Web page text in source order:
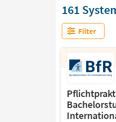
161
Filter